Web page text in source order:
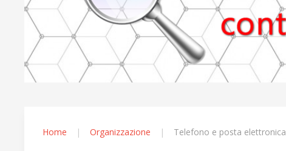
Home Organizzazione Telefono e posta elettronica